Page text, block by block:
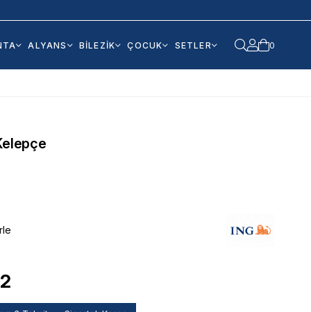
ALYANS BİLEZİK ÇOCUK SETLER 0